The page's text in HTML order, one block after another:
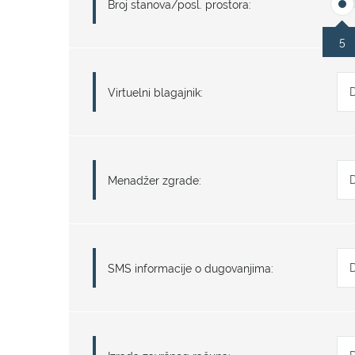
Broj stanova/posl. prostora:
5
Virtuelni blagajnik:
Menadžer zgrade:
SMS informacije o dugovanjima: